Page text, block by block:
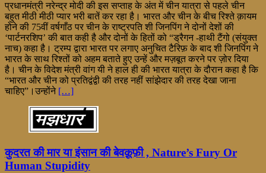
प्रधानमंत्री नरेन्द्र मोदी की इस सप्ताह के अंत में चीन यात्रा से पहले चीन
बहुत मीठी मीठी प्यार भरी बातें कर रहा है। भारत और चीन के बीच रिश्ते क़ायम
होने की 75वीं वर्षगाँठ पर चीन के राष्ट्रपति शी जिनपिंग ने दोनों देशों की
‘पार्टनरशिप’ की बात कही है और दोनों के हितों को “ड्रैगन -हाथी टैंगो (संयुक्त
नाच) कहा है। ट्रम्प द्वारा भारत पर लगाए अनुचित टैरिफ़ के बाद शी जिनपिंग ने
भारत के साथ रिश्तों को अहम बताते हुए उन्हें और मज़बूत करने पर ज़ोर दिया
है। चीन के विदेश मंत्री वांग यी ने हाल ही की भारत यात्रा के दौरान कहा है कि
“भारत और चीन को प्रतिद्वंद्वी की तरह नहीं सांझेदार की तरह देखा जाना
चाहिए”।उन्होंने […]
कुदरत की मार या इंसान की बेवक़ूफ़ी , Nature’s Fury Or
Human Stupidity